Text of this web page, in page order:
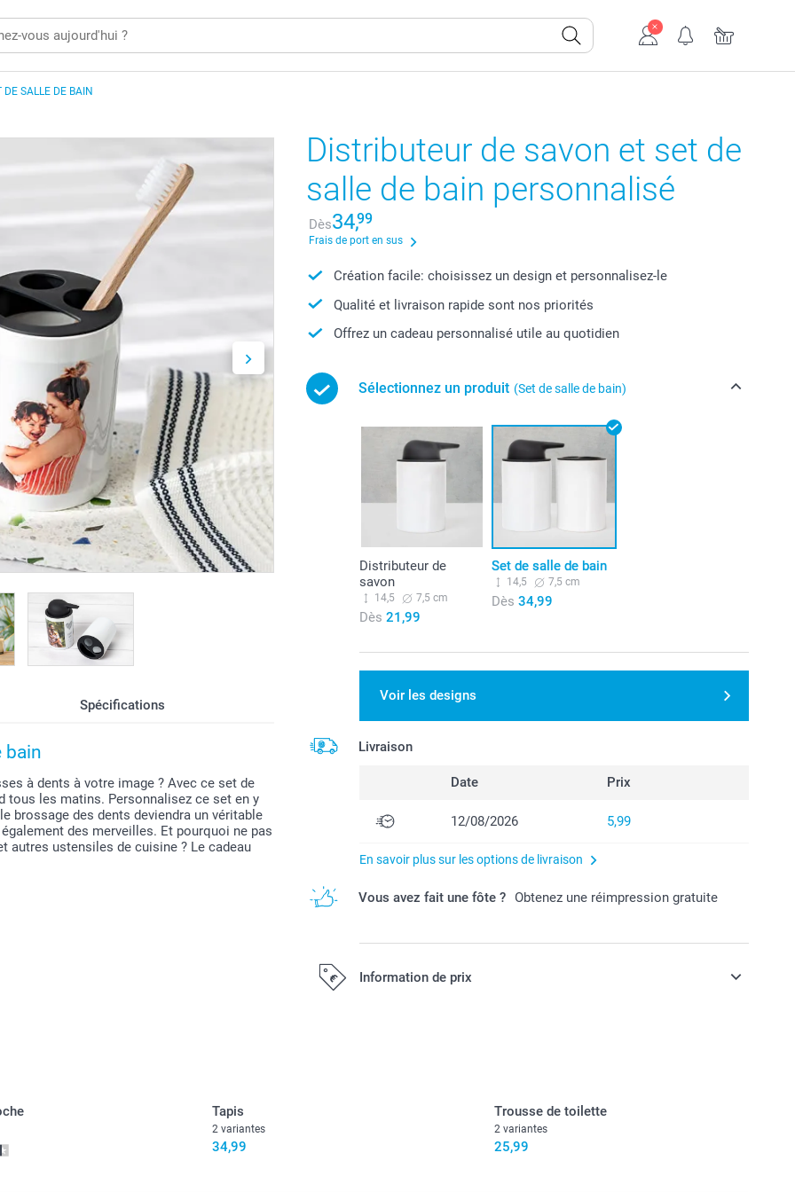
DE SALLE DE BAIN
Spécifications
bain
à dents à votre image ? Avec ce set de
tous les matins. Personnalisez ce set en y
brossage des dents deviendra un véritable
des merveilles. Et pourquoi ne pas
autres ustensiles de cuisine ? Le cadeau
Distributeur de savon et set de
salle de bain personnalisé
Dès34,99
Frais de port en sus
Création facile: choisissez un design et personnalisez-le
Qualité et livraison rapide sont nos priorités
Offrez un cadeau personnalisé utile au quotidien
Sélectionnez un produit (Set de salle de bain)
Distributeur de
savon
14,5 7,5 cm
Dès 21,99
Set de salle de bain
14,5 7,5 cm
Dès 34,99
Voir les designs
Livraison
Date Prix
12/08/2026 5,99
En savoir plus sur les options de livraison
Vous avez fait une fôte ? Obtenez une réimpression gratuite
Information de prix
Tapis
2 variantes
34,99
Trousse de toilette
2 variantes
25,99